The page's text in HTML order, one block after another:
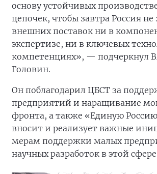
основу устойчивых
цепочек, чтобы завтра Россия не
внешних поставок ни в
экспертизе, ни в ключевых
компетенциях», — подчеркнул
Головин.
Он поблагодарил ЦБСТ за
предприятий и наращивание
фронта, а также «Единую
вносит и реализует важные
мерам поддержки малых
научных разработок в этой